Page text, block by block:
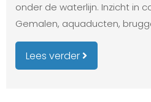
onder de waterlijn. Inzicht in
Gemalen, aquaducten,
Lees verder